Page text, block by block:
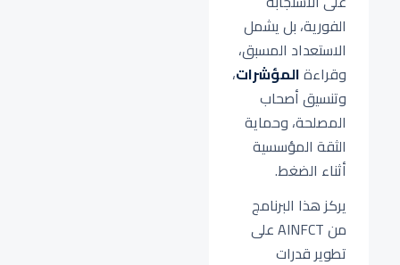
الفورية، بل يشمل
الاستعداد المسبق،
وقراءةالمؤشرات،
وتنسيق أصحاب
المصلحة، وحماية
الثقة المؤسسية
أثناء الضغط.
يركز هذا البرنامج
من AINFCT على
تطوير قدرات